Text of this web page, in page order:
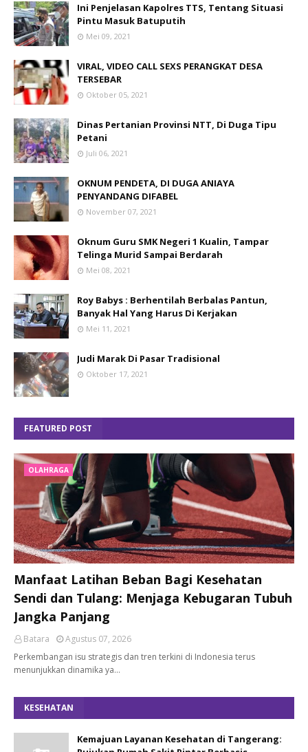
Ini Penjelasan Kapolres TTS, Tentang Situasi
Pintu Masuk Batuputih
Mei 09, 2021
VIRAL, VIDEO CALL SEXS PERANGKAT DESA
TERSEBAR
Oktober 05, 2021
Dinas Pertanian Provinsi NTT, Di Duga Tipu
Petani
Juli 06, 2021
OKNUM PENDETA, DI DUGA ANIAYA
PENYANDANG DIFABEL
November 07, 2021
Oknum Guru SMK Negeri 1 Kualin, Tampar
Telinga Murid Sampai Berdarah
Mei 08, 2021
Roy Babys : Berhentilah Berbalas Pantun,
Banyak Hal Yang Harus Di Kerjakan
Mei 11, 2021
Judi Marak Di Pasar Tradisional
Oktober 17, 2021
FEATURED POST
OLAHRAGA
Manfaat Latihan Beban Bagi Kesehatan
Sendi dan Tulang: Menjaga Kebugaran Tubuh
Jangka Panjang
Batara
Agustus 07, 2026
Perkembangan isu strategis dan tren terkini di Indonesia terus
menunjukkan dinamika ya…
KESEHATAN
Kemajuan Layanan Kesehatan di Tangerang: